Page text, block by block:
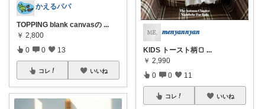
かえるパパ
TOPPING blank canvasの ...
￥ 2,800
0 0 13
コレ いいね
𝒎𝒆𝒏𝒚𝒂𝒏𝒏𝒚𝒂𝒏
KIDS トースト柄🍞 ...
￥ 2,990
0 0 11
コレ いいね